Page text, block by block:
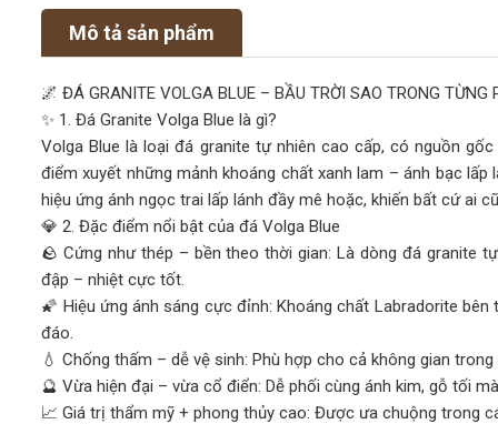
Mô tả sản phẩm
🌌 ĐÁ GRANITE VOLGA BLUE – BẦU TRỜI SAO TRONG TỪNG
✨ 1. Đá Granite Volga Blue là gì?
Volga Blue là loại đá granite tự nhiên cao cấp, có nguồn
điểm xuyết những mảnh khoáng chất xanh lam – ánh bạc
hiệu ứng ánh ngọc trai lấp lánh đầy mê hoặc, khiến bất cứ ai
💎 2. Đặc điểm nổi bật của đá Volga Blue
🪨 Cứng như thép – bền theo thời gian: Là dòng đá granite
đập – nhiệt cực tốt.
🌠 Hiệu ứng ánh sáng cực đỉnh: Khoáng chất Labradorite
đáo.
💧 Chống thấm – dễ vệ sinh: Phù hợp cho cả không gian
🔮 Vừa hiện đại – vừa cổ điển: Dễ phối cùng ánh kim, gỗ tối
📈 Giá trị thẩm mỹ + phong thủy cao: Được ưa chuộng trong